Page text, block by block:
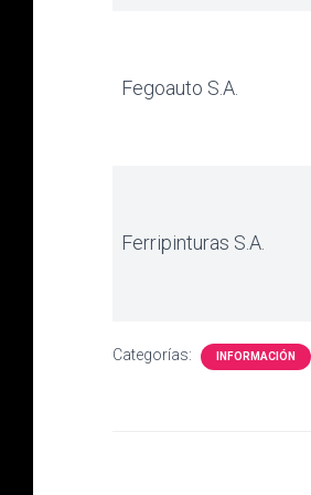
Fegoauto S.A.
Ferripinturas S.A.
Categorías: INFORMACIÓN